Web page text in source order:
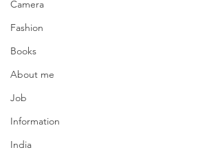
Camera
Fashion
Books
About me
Job
Information
India